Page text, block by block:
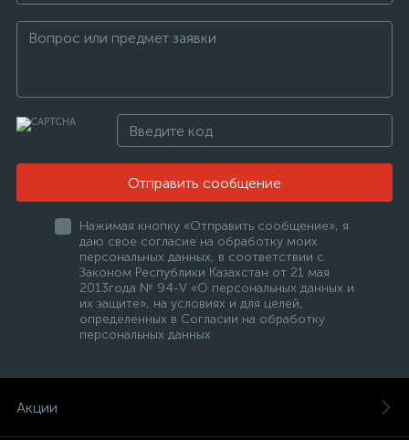
Отправить сообщение
Нажимая кнопку «Отправить сообщение», я
даю свое согласие на обработку моих
персональных данных, в соответствии с
Законом Республики Казахстан от 21 мая
2013года № 94-V «О персональных данных и
их защите», на условиях и для целей,
определенных в Согласии на обработку
персональных данных
Акции